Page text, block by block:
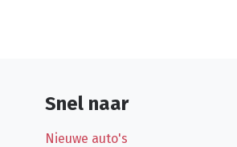
Snel naar
Nieuwe auto's